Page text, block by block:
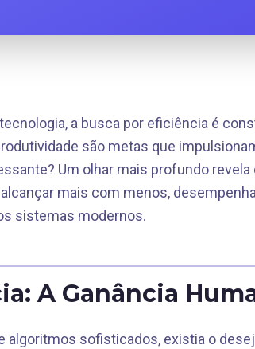
a busca por eficiência é
são metas que
Um olhar mais profundo revela
mais com menos,
sistemas modernos.
A Ganância
sofisticados, existia o